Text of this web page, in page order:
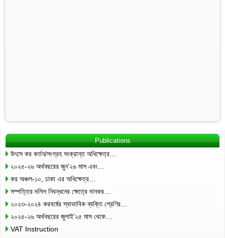
Publications
উৎসে কর কর্তন/সংগ্রহ সংক্রান্ত অধিক্ষেত্র…
২০২৫-২৬ অর্থবছরের জুন’২৬ মাস এবং…
কর অঞ্চল-১০, ঢাকা এর অধিক্ষেত্র…
সম্পত্তির দলিল নিবন্ধনের ক্ষেত্রে দানকর…
২০২৩-২০২৪ করবর্ষের স্বাভাবিক ব্যক্তি শ্রেণির…
২০২৫-২৬ অর্থবছরের জুলাই’২৫ মাস থেকে…
VAT Instruction